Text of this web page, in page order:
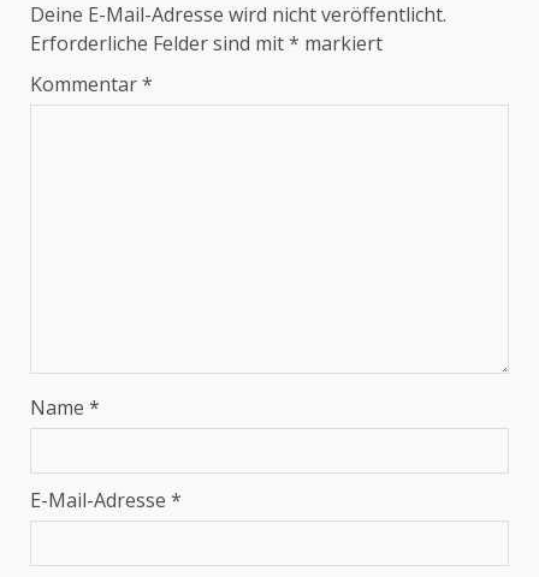
Deine E-Mail-Adresse wird nicht veröffentlicht.
Erforderliche Felder sind mit* markiert
Kommentar*
Name *
E-Mail-Adresse *